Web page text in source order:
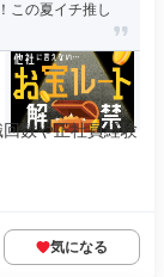
この夏イチ推し
数や正社員経験
気になる